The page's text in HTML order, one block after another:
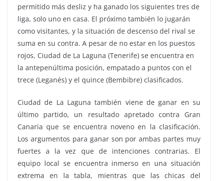
permitido más desliz y ha ganado los siguientes tres de
liga, solo uno en casa. El próximo también lo jugarán
como visitantes, y la situación de descenso del rival se
suma en su contra. A pesar de no estar en los puestos
rojos, Ciudad de La Laguna (Tenerife) se encuentra en
la antepenúltima posición, empatado a puntos con el
trece (Leganés) y el quince (Bembibre) clasificados.
Ciudad de La Laguna también viene de ganar en su
último partido, un resultado apretado contra Gran
Canaria que se encuentra noveno en la clasificación.
Los argumentos para ganar son por ambas partes muy
fuertes a la vez que de intenciones contrarias. El
equipo local se encuentra inmerso en una situación
extrema en la tabla, mientras que las chicas del